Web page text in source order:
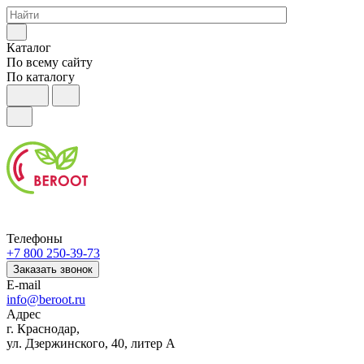
Каталог
По всему сайту
По каталогу
Телефоны
+7 800 250-39-73
Заказать звонок
E-mail
info@beroot.ru
Адрес
г. Краснодар,
ул. Дзержинского, 40, литер А